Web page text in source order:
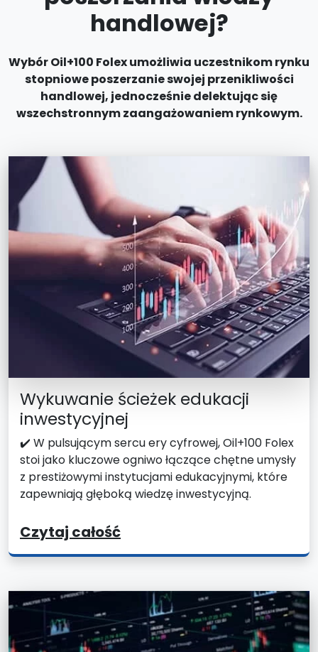
handlowej?
Wybór Oil+100 Folex umożliwia uczestnikom rynku
stopniowe poszerzanie swojej przenikliwości
handlowej, jednocześnie delektując się
wszechstronnym zaangażowaniem rynkowym.
Wykuwanie ścieżek edukacji
inwestycyjnej
✔️ W pulsującym sercu ery cyfrowej, Oil+100 Folex
stoi jako kluczowe ogniwo łączące chętne umysły
z prestiżowymi instytucjami edukacyjnymi, które
zapewniają głęboką wiedzę inwestycyjną.
Czytaj całość